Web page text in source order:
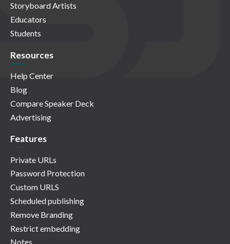
Storyboard Artists
Educators
Students
Resources
Help Center
Blog
Compare Speaker Deck
Advertising
Features
Private URLs
Password Protection
Custom URLS
Scheduled publishing
Remove Branding
Restrict embedding
Notes